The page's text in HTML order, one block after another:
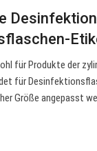
für Produkte der
für
Größe angepasst